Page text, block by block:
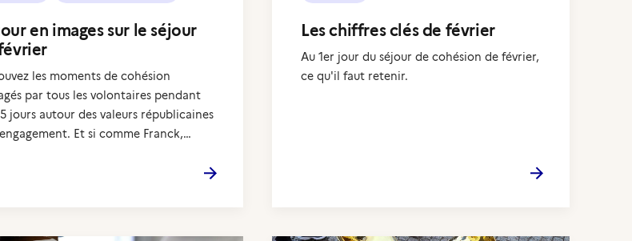
en images sur le séjour
les moments de cohésion
par tous les volontaires pendant
jours autour des valeurs républicaines
Et si comme Franck,…
Les chiffres clés de février
Au 1er jour du séjour de cohésion de février,
ce qu'il faut retenir.